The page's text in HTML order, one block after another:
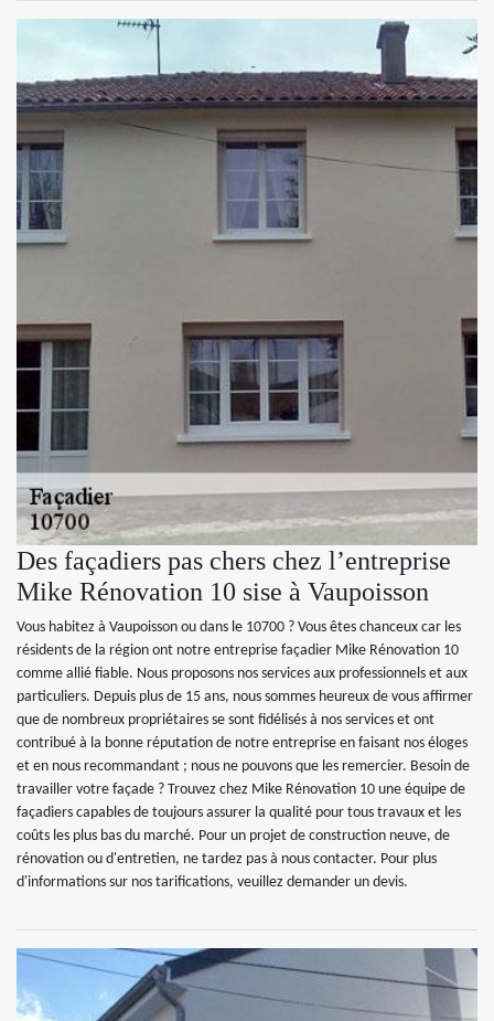
Des façadiers pas chers chez l’entreprise
Mike Rénovation 10 sise à Vaupoisson
Vous habitez à Vaupoisson ou dans le 10700 ? Vous êtes chanceux car les
résidents de la région ont notre entreprise façadier Mike Rénovation 10
comme allié fiable. Nous proposons nos services aux professionnels et aux
particuliers. Depuis plus de 15 ans, nous sommes heureux de vous affirmer
que de nombreux propriétaires se sont fidélisés à nos services et ont
contribué à la bonne réputation de notre entreprise en faisant nos éloges
et en nous recommandant ; nous ne pouvons que les remercier. Besoin de
travailler votre façade ? Trouvez chez Mike Rénovation 10 une équipe de
façadiers capables de toujours assurer la qualité pour tous travaux et les
coûts les plus bas du marché. Pour un projet de construction neuve, de
rénovation ou d'entretien, ne tardez pas à nous contacter. Pour plus
d'informations sur nos tarifications, veuillez demander un devis.